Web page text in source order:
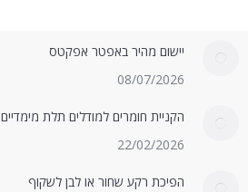
יישום מהיר באפטר אפקטס
08/07/2026
הקניית חומרים למודלים תלת מימדיים
22/02/2026
הפיכת רקע שחור או לבן לשקוף